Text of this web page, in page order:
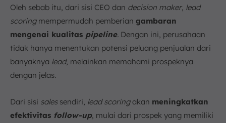
Oleh sebab itu, dari sisi CEO dan decision maker, lead
scoringmempermudah pemberian gambaran
mengenai kualitas pipeline. Dengan ini, perusahaan
tidak hanya menentukan potensi peluang penjualan dari
banyaknya lead, melainkan memahami prospeknya
dengan jelas.
Dari sisi salessendiri, lead scoringakan meningkatkan
efektivitas follow-up, mulai dari prospek yang memiliki